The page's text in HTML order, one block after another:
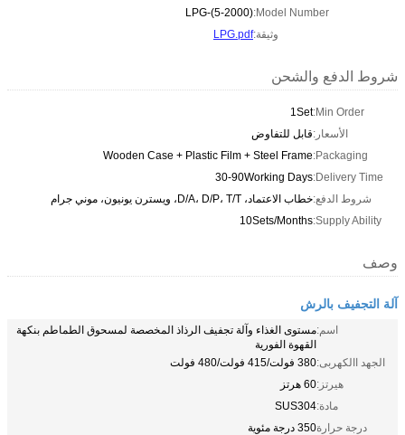
Model Number:
LPG-(5-2000)
وثيقة:LPG.pdf
شروط الدفع والشحن
Min Order:
1Set
الأسعار:قابل للتفاوض
Packaging:
Wooden Case + Plastic Film + Steel Frame
Delivery Time:
30-90Working Days
شروط الدفع:خطاب الاعتماد، D/A، D/P، T/T، ويسترن يونيون، موني جرام
Supply Ability:
10Sets/Months
وصف
آلة التجفيف بالرش
اسم:مستوى الغذاء وآلة تجفيف الرذاذ المخصصة لمسحوق الطماطم بنكهة
القهوة الفورية
الجهد االكهربى:380 فولت/415 فولت/480 فولت
هيرتز:60 هرتز
مادة:SUS304
درجة حرارة350 درجة مئوية